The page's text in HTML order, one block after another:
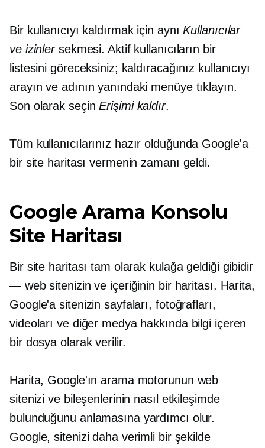
Bir kullanıcıyı kaldırmak için aynıKullanıcılar
ve izinlersekmesi. Aktif kullanıcıların bir
listesini göreceksiniz; kaldıracağınız kullanıcıyı
arayın ve adının yanındaki menüye tıklayın.
Son olarak seçinErişimi kaldır.
Tüm kullanıcılarınız hazır olduğunda Google'a
bir site haritası vermenin zamanı geldi.
Google Arama Konsolu
Site Haritası
Bir site haritası tam olarak kulağa geldiği gibidir
— web sitenizin ve içeriğinin bir haritası. Harita,
Google'a sitenizin sayfaları, fotoğrafları,
videoları ve diğer medya hakkında bilgi içeren
bir dosya olarak verilir.
Harita, Google'ın arama motorunun web
sitenizi ve bileşenlerinin nasıl etkileşimde
bulunduğunu anlamasına yardımcı olur.
Google, sitenizi daha verimli bir şekilde